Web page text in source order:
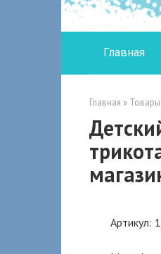
Главная
Главная » Товары
Артикул: